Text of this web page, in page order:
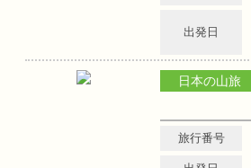
出発日
日本の山旅
旅行番号